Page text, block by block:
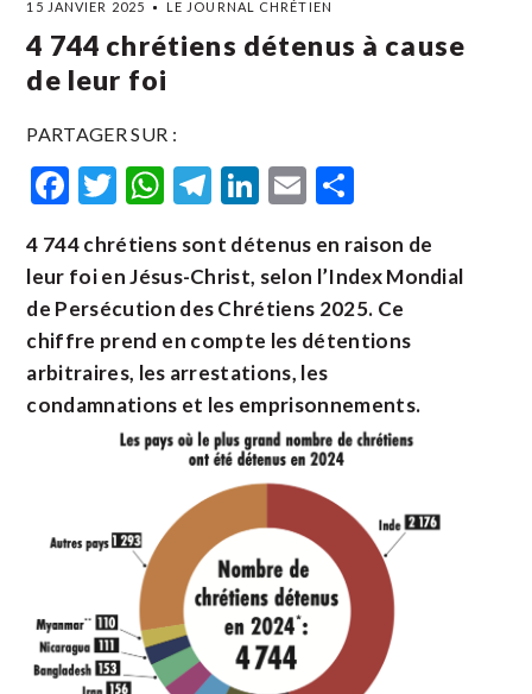
15 JANVIER 2025 LE JOURNAL CHRÉTIEN
4 744 chrétiens détenus à cause
de leur foi
PARTAGER SUR :
Facebook
Twitter
WhatsApp
Telegram
LinkedIn
Email
4 744chrétiens sont détenus en raison de
leur foi en Jésus-Christ, selon l’Index Mondial
de Persécution des Chrétiens 2025. Ce
chiffre prend en compte les détentions
arbitraires, les arrestations, les
condamnations et les emprisonnements.